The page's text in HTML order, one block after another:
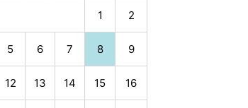
1 2
5 6 7 8 9
12 13 14 15 16